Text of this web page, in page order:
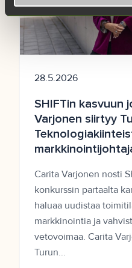
28.5.2026
SHIFTin kasvuun
Varjonen siirtyy
Carita Varjonen nosti
konkurssin partaalta
haluaa uudistaa
markkinointia ja
vetovoimaa. Carita
Turun...